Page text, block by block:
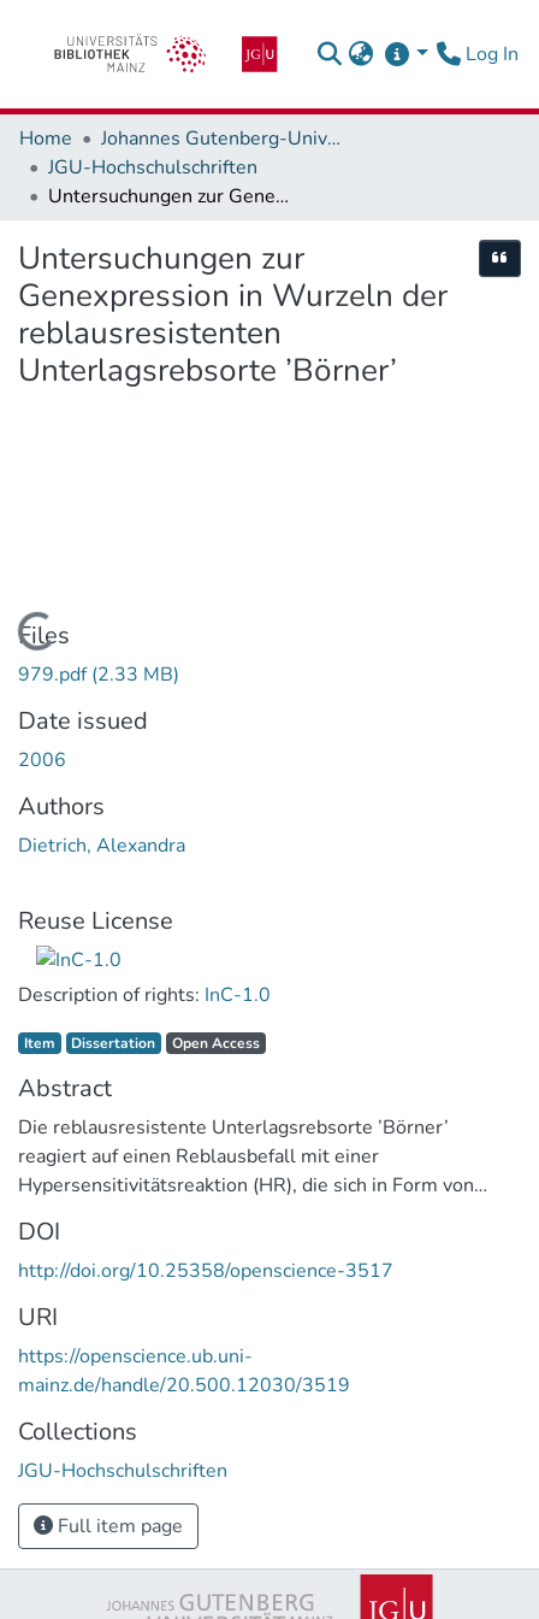
Log In
Home
Johannes Gutenberg-Universität Mainz
JGU-Hochschulschriften
Untersuchungen zur Genexpression in Wurzeln der reblausresistenten Unterlagsrebsorte ’Börner’
Untersuchungen zur
Genexpression in Wurzeln der
reblausresistenten
Unterlagsrebsorte ’Börner’
Loading...
Files
979.pdf(2.33 MB)
Date issued
2006
Authors
Dietrich, Alexandra
Reuse License
Description of rights: InC-1.0
Item type:
Item, Dissertation Access status:
Open Access,
Abstract
Die reblausresistente Unterlagsrebsorte ’Börner’
reagiert auf einen Reblausbefall mit einer
Hypersensitivitätsreaktion (HR), die sich in Form von
Im Rahmen dieser Dissertation
wurde der Resistenzmechanismus mittels differenzieller
Genexpressionsanalysen untersucht. Unter Anwendung
der suppressiven subtraktiven Hybridisierung, der DNA-
Microarraytechnik sowie der GeneFishingTM-Methode
erfolgte ein Vergleich zwischen der Genexpression in
hypersensitivem Wurzelgewebe und Normalgewebe der
Unterlagsrebe ’Börner’. Neben der Reblaus induzierten
HR wurde insbesondere auf die experimentelle Induktion
durch das Pflanzenhormon Indol-3-Essigsäure (IES)
zurückgegriffen. Damit sollten Kenntnisse über die Rolle
gewonnen werden.
DOI
http://doi.org/10.25358/openscience-3517
URI
https://openscience.ub.uni-
mainz.de/handle/20.500.12030/3519
Collections
JGU-Hochschulschriften
Full item page